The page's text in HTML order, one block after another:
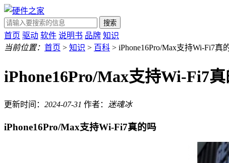
搜索
首页 驱动 软件 说明书 品牌 知识
当前位置： 首页 > 知识 > 百科 > iPhone16Pro/Max支持Wi-Fi7真
iPhone16Pro/Max支持Wi-Fi7
更新时间： 2024-07-31 作者： 迷魂冰
iPhone16Pro/Max支持Wi-Fi7真的吗